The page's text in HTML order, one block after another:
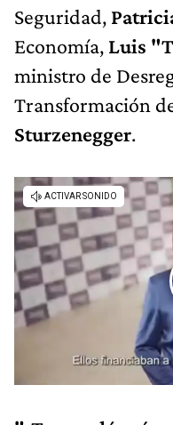
Seguridad,
Economía, Luis
ministro de
Transformación
Sturzenegger.